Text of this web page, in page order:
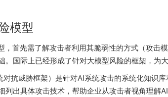
模型
，首先需了解攻击者利用其脆弱性的方式（攻击
。国际上已经形成了针对大模型风险的框架，为
对抗威胁框架）是针对AI系统攻击的系统化知识
出具体攻击技术，帮助企业从攻击者视角理解AI